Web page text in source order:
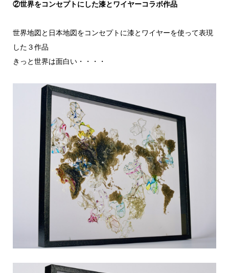
②世界をコンセプトにした漆とワイヤーコラボ作品
世界地図と日本地図をコンセプトに漆とワイヤーを使って表現
した３作品
きっと世界は面白い・・・・